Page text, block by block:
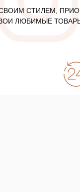
СТИЛЕМ,
ЛЮБИМЫЕ